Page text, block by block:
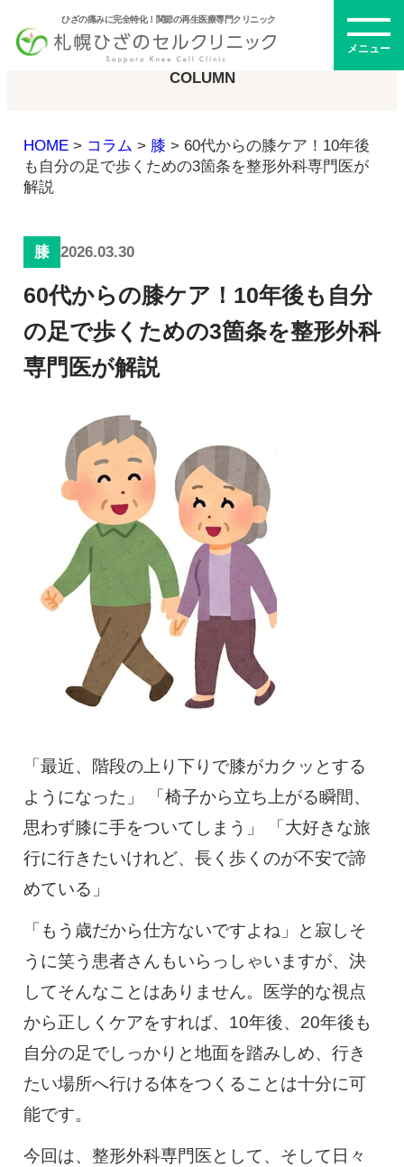
ひざの痛みに完全特化！関節の再生医療専門クリニック
メニュー
初めての方へ
ひざの再生医療とは
幹細胞治療
PRP治療
慢性疼痛
再生医療とは
ドクター紹介
症例
よくある質問
クリニック紹介
お知らせ 採用情報 コラム
治療電話相談はこちら
0120-117-560
※上記電話番号をタップで電話が繋がります
コラム
COLUMN
HOME> コラム > 膝 > 60代からの膝ケア！10年後
も自分の足で歩くための3箇条を整形外科専門医が
解説
膝 2026.03.30
60代からの膝ケア！10年後も自分
の足で歩くための3箇条を整形外科
専門医が解説
「最近、階段の上り下りで膝がカクッとする
ようになった」 「椅子から立ち上がる瞬間、
思わず膝に手をついてしまう」 「大好きな旅
行に行きたいけれど、長く歩くのが不安で諦
めている」
「もう歳だから仕方ないですよね」と寂しそ
うに笑う患者さんもいらっしゃいますが、決
してそんなことはありません。医学的な視点
から正しくケアをすれば、10年後、20年後も
自分の足でしっかりと地面を踏みしめ、行き
たい場所へ行ける体をつくることは十分に可
能です。
今回は、整形外科専門医として、そして日々